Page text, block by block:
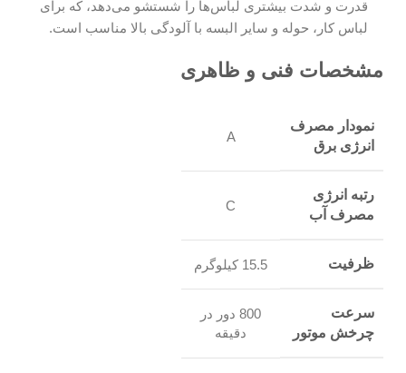
قدرت و شدت بیشتری لباس‌ها را شستشو می‌دهد، که برای
لباس کار، حوله‌ و سایر البسه با آلودگی بالا مناسب است.
مشخصات فنی و ظاهری
نمودار مصرف
انرژی برق
A
رتبه انرژی
مصرف آب
C
ظرفیت 15.5 کیلوگرم
سرعت
چرخش موتور
800 دور در
دقیقه